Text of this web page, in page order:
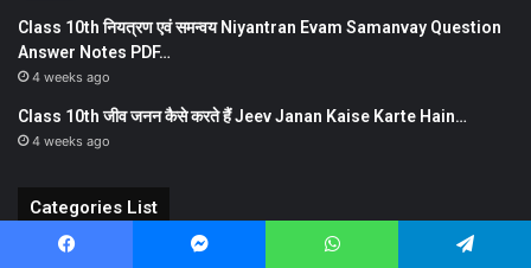
Class 10th नियत्रण एवं समन्वय Niyantran Evam Samanvay Question
Answer Notes PDF…
4 weeks ago
Class 10th जीव जनन कैसे करते हैं Jeev Janan Kaise Karte Hain…
4 weeks ago
Categories List